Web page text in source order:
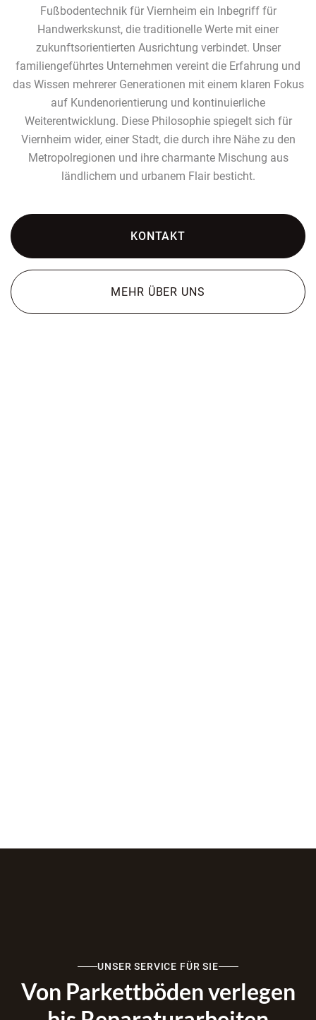
Fußbodentechnik für Viernheim ein Inbegriff für
Handwerkskunst, die traditionelle Werte mit einer
zukunftsorientierten Ausrichtung verbindet. Unser
familiengeführtes Unternehmen vereint die Erfahrung und
das Wissen mehrerer Generationen mit einem klaren Fokus
auf Kundenorientierung und kontinuierliche
Weiterentwicklung. Diese Philosophie spiegelt sich für
Viernheim wider, einer Stadt, die durch ihre Nähe zu den
Metropolregionen und ihre charmante Mischung aus
ländlichem und urbanem Flair besticht.
KONTAKT
MEHR ÜBER UNS
UNSER SERVICE FÜR SIE
Von Parkettböden verlegen